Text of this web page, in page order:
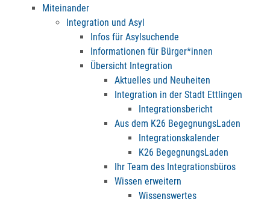
Miteinander
Integration und Asyl
Infos für Asylsuchende
Informationen für Bürger*innen
Übersicht Integration
Aktuelles und Neuheiten
Integration in der Stadt Ettlingen
Integrationsbericht
Aus dem K26 BegegnungsLaden
Integrationskalender
K26 BegegnungsLaden
Ihr Team des Integrationsbüros
Wissen erweitern
Wissenswertes